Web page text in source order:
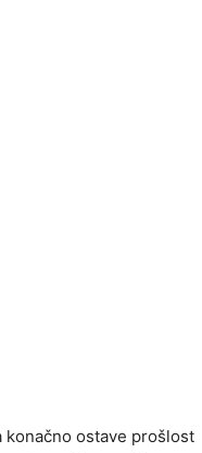
konačno ostave prošlost